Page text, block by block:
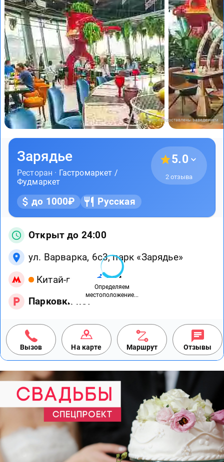
Фото предоставлены заведением
Зарядье
Ресторан · Гастромаркет /
Фудмаркет
5.0
2 отзыва
до 1000₽ Русская
Открыт до 24:00
ул. Варварка, 6с3, парк «Зарядье»
Китай-город
594 м
Парковки нет
Вызов На карте Маршрут Отзывы
Определяем
местоположение...